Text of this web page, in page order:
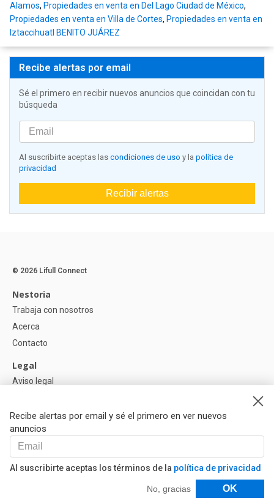
Alamos, Propiedades en venta en Del Lago Ciudad de México,
Propiedades en venta en Villa de Cortes, Propiedades en venta en
Iztaccihuatl BENITO JUÁREZ
Recibe alertas por email
Sé el primero en recibir nuevos anuncios que coincidan con tu
búsqueda
Al suscribirte aceptas las condiciones de uso y la política de
privacidad
Recibir alertas
Recibe alertas por email y sé el primero en ver nuevos
anuncios
Al suscribirte aceptas los términos de la política de privacidad
No, gracias OK
Filtros
© 2026 Lifull Connect
Nestoria
Trabaja con nosotros
Acerca
Contacto
Legal
Aviso legal
Política de Cookies
Ayuda
Preguntas
Nuestros Partners